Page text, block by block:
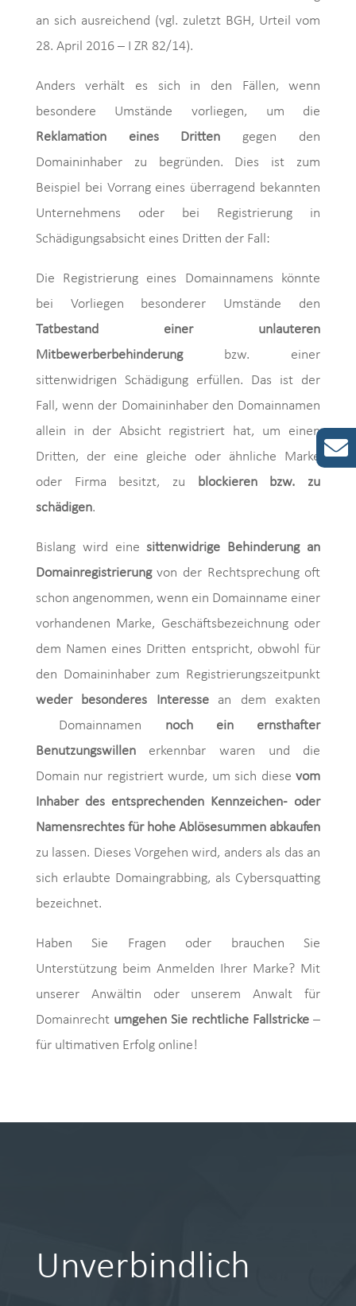
an sich ausreichend (vgl. zuletzt BGH, Urteil vom
28. April 2016 – I ZR 82/14).
Anders verhält es sich in den Fällen, wenn
besondere Umstände vorliegen, um die
Reklamation eines Dritten gegen den
Domaininhaber zu begründen. Dies ist zum
Beispiel bei Vorrang eines überragend bekannten
Unternehmens oder bei Registrierung in
Schädigungsabsicht eines Dritten der Fall:
Die Registrierung eines Domainnamens könnte
bei Vorliegen besonderer Umstände den
Tatbestand einer unlauteren
Mitbewerberbehinderungbzw. einer
sittenwidrigen Schädigung erfüllen. Das ist der
Fall, wenn der Domaininhaber den Domainnamen
allein in der Absicht registriert hat, um einen
Dritten, der eine gleiche oder ähnliche Marke
oder Firma besitzt, zu blockieren bzw. zu
schädigen.
Bislang wird einesittenwidrige Behinderung an
Domainregistrierungvon der Rechtsprechung oft
schon angenommen, wenn ein Domainname einer
vorhandenen Marke, Geschäftsbezeichnung oder
dem Namen eines Dritten entspricht, obwohl für
den Domaininhaber zum Registrierungszeitpunkt
weder besonderes Interesse an dem exakten
Domainnamen noch ein ernsthafter
Benutzungswillenerkennbar waren und die
Domain nur registriert wurde, um sich diesevom
Inhaber des entsprechenden Kennzeichen- oder
Namensrechtes für hohe Ablösesummen abkaufen
zu lassen. Dieses Vorgehen wird, anders als das an
sich erlaubte Domaingrabbing, als Cybersquatting
bezeichnet.
Haben Sie Fragen oder brauchen Sie
Unterstützung beim Anmelden Ihrer Marke? Mit
unserer Anwältin oder unserem Anwalt für
Domainrecht umgehen Sie rechtliche Fallstricke –
für ultimativen Erfolg online!
Unverbindlich